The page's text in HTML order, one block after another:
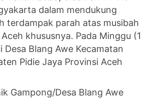
dalam mendukung
terdampak parah atas musibah
khususnya. Pada Minggu (1
Desa Blang Awe Kecamatan
Pidie Jaya Provinsi Aceh
Gampong/Desa Blang Awe